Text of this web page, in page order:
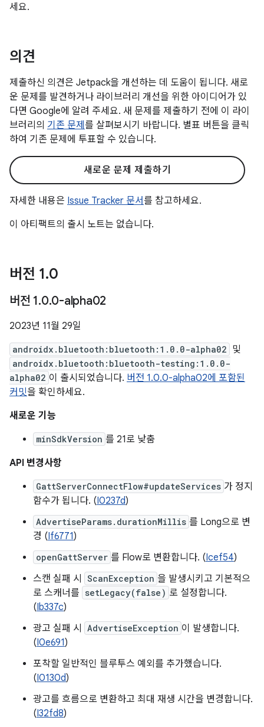
세요.
의견
제출하신 의견은 Jetpack을 개선하는 데 도움이 됩니다. 새로
운 문제를 발견하거나 라이브러리 개선을 위한 아이디어가 있
다면 Google에 알려 주세요. 새 문제를 제출하기 전에 이 라이
브러리의 기존 문제 를 살펴보시기 바랍니다. 별표 버튼을 클릭
하여 기존 문제에 투표할 수 있습니다.
새로운 문제 제출하기
자세한 내용은 Issue Tracker 문서를 참고하세요.
이 아티팩트의 출시 노트는 없습니다.
버전 1.0
버전 1.0.0-alpha02
2023년 11월 29일
androidx.bluetooth:bluetooth:1.0.0-alpha02 및
androidx.bluetooth:bluetooth-testing:1.0.0-
alpha02 이 출시되었습니다. 버전 1.0.0-alpha02에 포함된
커밋을 확인하세요.
새로운 기능
minSdkVersion 를 21로 낮춤
API 변경사항
GattServerConnectFlow#updateServices 가 정지
함수가 됩니다. (I0237d)
AdvertiseParams.durationMillis 를 Long으로 변
경 (If6771)
openGattServer 를 Flow로 변환합니다. (Icef54)
스캔 실패 시
ScanException 을 발생시키고 기본적으
로 스캐너를 setLegacy(false) 로 설정합니다.
(Ib337c)
광고 실패 시
AdvertiseException 이 발생합니다.
(I0e691)
포착할 일반적인 블루투스 예외를 추가했습니다.
(I0130d)
광고를 흐름으로 변환하고 최대 재생 시간을 변경합니다.
(I32fd8)